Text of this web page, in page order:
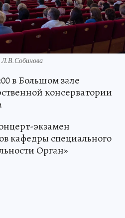
в Большом зале
консерватории
экзамен
кафедры специального
Орган»